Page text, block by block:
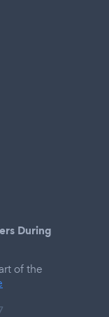
During
of the